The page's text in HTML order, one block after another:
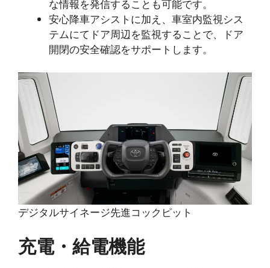
な情報を発信することも可能です。
安心降車アシストに加え、車室内監視シス
テムにてドア周辺を監視することで、ドア
開閉の安全確認をサポートします。
デジタルサイネージ先進コックピット
充電・給電機能